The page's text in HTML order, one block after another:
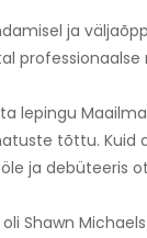
ja
professionaalse
lepingu
tõttu. Kuid
ja debüteeris
oli Shawn